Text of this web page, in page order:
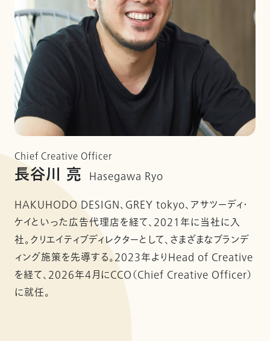
Chief Creative Officer
長谷川 亮
Hasegawa Ryo
HAKUHODO DESIGN、GREY tokyo、アサツーディ・
ケイといった広告代理店を経て、2021年に当社に入
社。クリエイティブディレクターとして、さまざまなブランデ
ィング施策を先導する。2023年よりHead of Creative
を経て、2026年4月にCCO（Chief Creative Officer）
に就任。